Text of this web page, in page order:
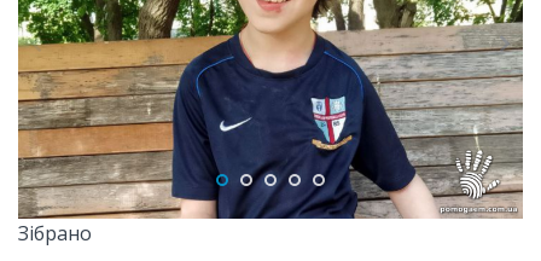
Зібрано